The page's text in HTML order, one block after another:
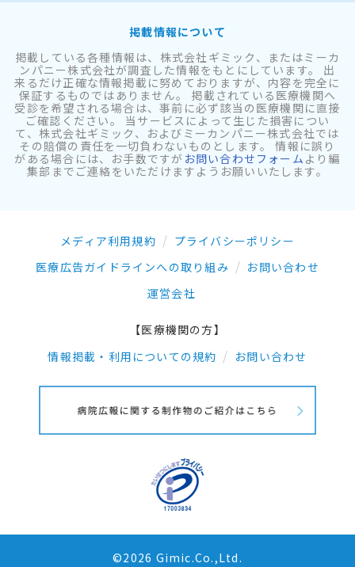
掲載情報について
掲載している各種情報は、株式会社ギミック、またはミーカ
ンパニー株式会社が調査した情報をもとにしています。 出
来るだけ正確な情報掲載に努めておりますが、内容を完全に
保証するものではありません。 掲載されている医療機関へ
受診を希望される場合は、事前に必ず該当の医療機関に直接
ご確認ください。 当サービスによって生じた損害につい
て、株式会社ギミック、およびミーカンパニー株式会社では
その賠償の責任を一切負わないものとします。 情報に誤り
がある場合には、お手数ですが お問い合わせフォーム より編
集部までご連絡をいただけますようお願いいたします。
メディア利用規約
プライバシーポリシー
医療広告ガイドラインへの取り組み
お問い合わせ
運営会社
【医療機関の方】
情報掲載・利用についての規約
お問い合わせ
©2026 Gimic.Co.,Ltd.